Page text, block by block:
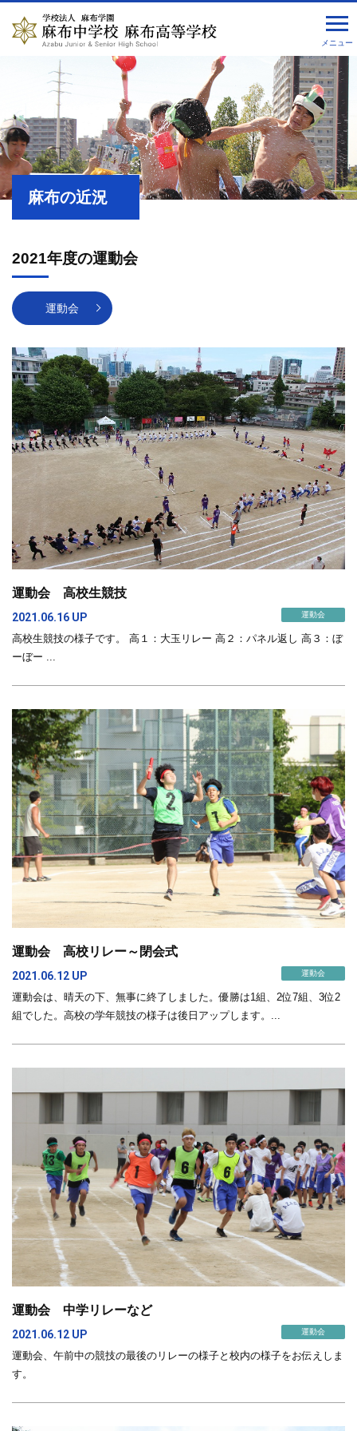
メニュー
麻布の近況
2021年度の運動会
運動会
運動会 高校生競技
2021.06.16 UP 運動会
高校生競技の様子です。 高１：大玉リレー 高２：パネル返し 高３：ぼ
ーぼー ...
運動会 高校リレー～閉会式
2021.06.12 UP 運動会
運動会は、晴天の下、無事に終了しました。優勝は1組、2位7組、3位2
組でした。高校の学年競技の様子は後日アップします。...
運動会 中学リレーなど
2021.06.12 UP 運動会
運動会、午前中の競技の最後のリレーの様子と校内の様子をお伝えしま
す。